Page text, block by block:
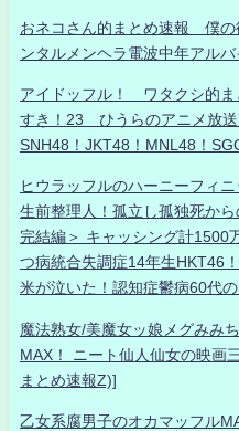
おネコさん的まとめ速報 僕の
ンタルメンヘラ電波中年アル
アイドッフル！ ワタクシ的
すき！23 ひうらのアニメ放
SNH48！JKT48！MNL48！
ヒウラッフルのハーニーフィ
生前整理人！孤立し孤独死か
完結編＞ キャッシング計1500
つ病統合失調症14年生HKT46
米が泣いた！認知症鬱病60代
魔法熟女/美魔女ッ娘メグみみ
MAX！ ニート仙人仙女の映画
まとめ速報Z)]
乙女系腐男子のオカマッフル